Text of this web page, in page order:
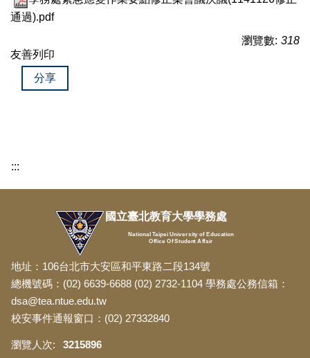
通過).pdf
瀏覽數: 318
友善列印
分享
:::
國立臺北教育大學學務處
National Taipei University of Education
Office Of Student Affair
地址：106台北市大安區和平東路二段134號
總機號碼：(02) 6639-6688 (02) 2732-1104 學務處公務信箱：
dsa@tea.ntue.edu.tw
校安事件通報窗口：(02) 27332840
3215896